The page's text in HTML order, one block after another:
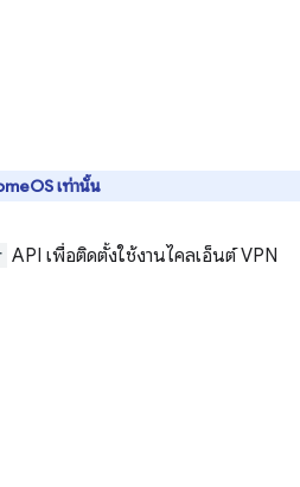
เท่านั้น
API เพื่อติดตั้งใช้งานไคลเอ็นต์ VPN